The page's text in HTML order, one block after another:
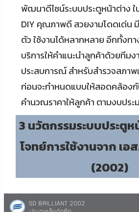
พัฒนาดีไซน์ระบบประตูหน้าต่าง
DIY คุณภาพดี สวยงามโดดเด่น
ตัว ใช้งานได้หลากหลาย อีกทั้งท
บริการให้คำแนะนำลูกค้าด้วยทีมง
ประสบการณ์ สำหรับสำรวจสภา
ก่อนจะกำหนดแบบให้สอดคล้องกั
คำนวณราคาให้ลูกค้า ตามงบปร
3 นวัตกรรมระบบประตู
โจทย์การใช้งานจาก เอ
(2002)